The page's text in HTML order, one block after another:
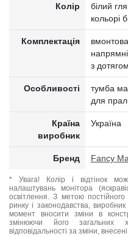
Колір
білий
кольорі
Комплектація
з дотягом
Особливості
тумба
для
Країна
виробник
Україна
Бренд Fancy
* Увага! Колір і відтінок
налаштувань монітора
освітлення. З метою постійного
ринку і законодавства,
момент вносити зміни в
змінюючи його загальних
відповідальності за зміни,